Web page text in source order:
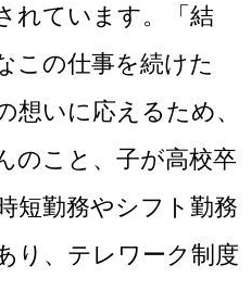
れています。「結
この仕事を続けた
想いに応えるため、
のこと、子が高校卒
短勤務やシフト勤務
り、テレワーク制度